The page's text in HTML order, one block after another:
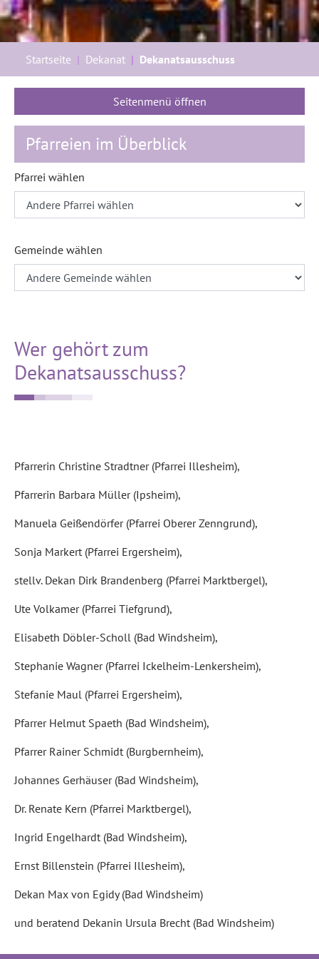
Startseite Dekanat Dekanatsausschuss
Seitenmenü öffnen
Pfarreien im Überblick
Pfarrei wählen
Gemeinde wählen
Wer gehört zum
Dekanatsausschuss?
Pfarrerin Christine Stradtner (Pfarrei Illesheim),
Pfarrerin Barbara Müller (Ipsheim),
Manuela Geißendörfer (Pfarrei Oberer Zenngrund),
Sonja Markert (Pfarrei Ergersheim),
stellv. Dekan Dirk Brandenberg (Pfarrei Marktbergel),
Ute Volkamer (Pfarrei Tiefgrund),
Elisabeth Döbler-Scholl (Bad Windsheim),
Stephanie Wagner (Pfarrei Ickelheim-Lenkersheim),
Stefanie Maul (Pfarrei Ergersheim),
Pfarrer Helmut Spaeth (Bad Windsheim),
Pfarrer Rainer Schmidt (Burgbernheim),
Johannes Gerhäuser (Bad Windsheim),
Dr. Renate Kern (Pfarrei Marktbergel),
Ingrid Engelhardt (Bad Windsheim),
Ernst Billenstein (Pfarrei Illesheim),
Dekan Max von Egidy (Bad Windsheim)
und beratend Dekanin Ursula Brecht (Bad Windsheim)